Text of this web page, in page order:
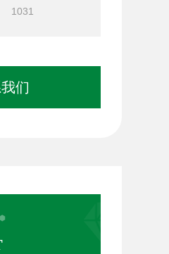
1031
们